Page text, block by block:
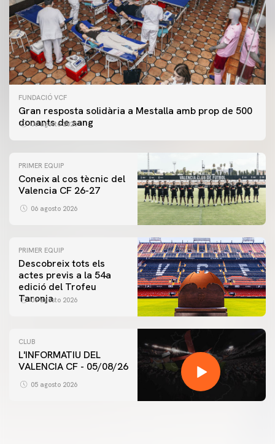
FUNDACIÓ VCF
Gran resposta solidària a Mestalla amb prop de 500
donants de sang
06 agosto 2026
PRIMER EQUIP
Coneix al cos tècnic del
Valencia CF 26-27
06 agosto 2026
PRIMER EQUIP
Descobreix tots els
actes previs a la 54a
edició del Trofeu
Taronja
06 agosto 2026
CLUB
L'INFORMATIU DEL
VALENCIA CF - 05/08/26
05 agosto 2026